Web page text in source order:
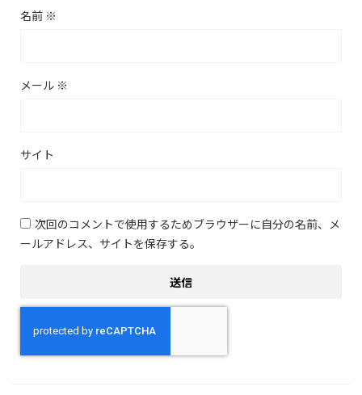
名前 ※
メール ※
サイト
次回のコメントで使用するためブラウザーに自分の名前、メ
ールアドレス、サイトを保存する。